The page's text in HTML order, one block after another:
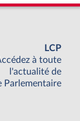
LCP
à toute
l'actualité de
Parlementaire